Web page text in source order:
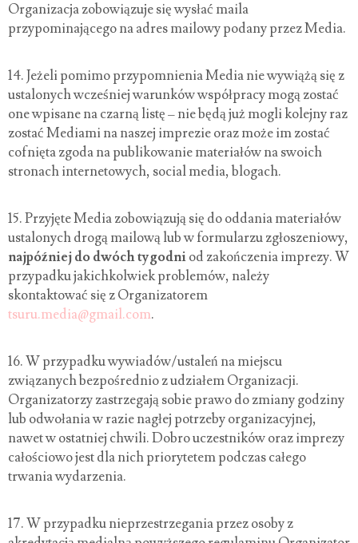
Organizacja zobowiązuje się wysłać maila
przypominającego na adres mailowy podany przez Media.
14.Jeżeli pomimo przypomnienia Media nie wywiążą się z
ustalonych wcześniej warunków współpracy mogą zostać
one wpisane na czarną listę – nie będą już mogli kolejny raz
zostać Mediami na naszej imprezie oraz może im zostać
cofnięta zgoda na publikowanie materiałów na swoich
stronach internetowych, social media, blogach.
15.Przyjęte Media zobowiązują się do oddania materiałów
ustalonych drogą mailową lub w formularzu zgłoszeniowy,
najpóźniej do dwóch tygodniod zakończenia imprezy. W
przypadku jakichkolwiek problemów, należy
skontaktować się z Organizatorem
tsuru.media@gmail.com.
16.W przypadku wywiadów/ustaleń na miejscu
związanych bezpośrednio z udziałem Organizacji.
Organizatorzy zastrzegają sobie prawo do zmiany godziny
lub odwołania w razie nagłej potrzeby organizacyjnej,
nawet w ostatniej chwili. Dobro uczestników oraz imprezy
całościowo jest dla nich priorytetem podczas całego
trwania wydarzenia.
17.W przypadku nieprzestrzegania przez osoby z